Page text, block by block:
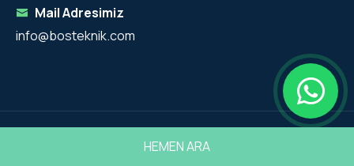
Mail Adresimiz
info@bosteknik.com
Copyright 2025 - Bos Teknik Tüm Hakları Saklıdır.
HEMEN ARA